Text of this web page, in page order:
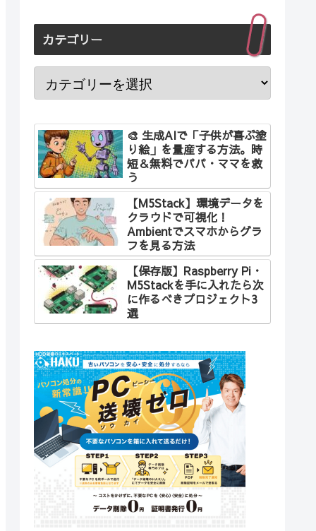
カテゴリー
🎨 生成AIで「子供が喜ぶ塗
り絵」を量産する方法。時
短＆無料でパパ・ママを救
う
【M5Stack】環境データを
クラウドで可視化！
Ambientでスマホからグラ
フを見る方法
【保存版】Raspberry Pi・
M5Stackを手に入れたら次
に作るべきプロジェクト3
選